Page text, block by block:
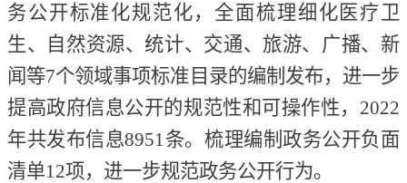
务公开标准化规范化，全面梳理细化医疗卫
生、自然资源、统计、交通、旅游、广播、新
闻等7个领域事项标准目录的编制发布，进一步
提高政府信息公开的规范性和可操作性，2022
年共发布信息8951条。梳理编制政务公开负面
清单12项，进一步规范政务公开行为。